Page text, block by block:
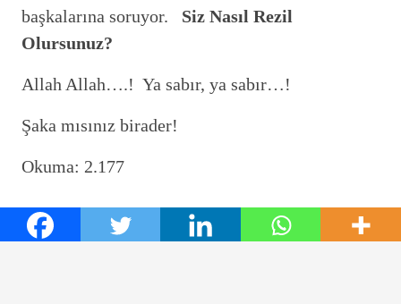
başkalarına soruyor. Siz Nasıl Rezil
Olursunuz?
Allah Allah….! Ya sabır, ya sabır…!
Şaka mısınız birader!
Okuma: 2.177